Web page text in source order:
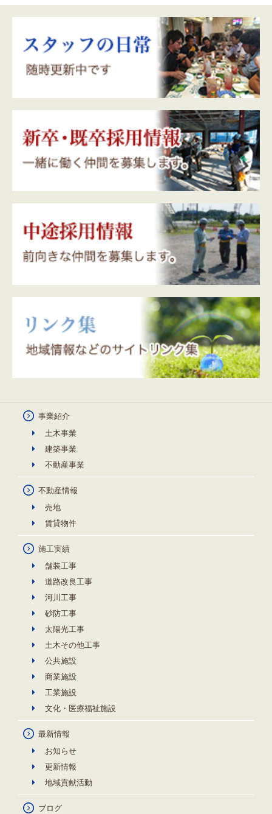
事業紹介
土木事業
建築事業
不動産事業
不動産情報
売地
賃貸物件
施工実績
舗装工事
道路改良工事
河川工事
砂防工事
太陽光工事
土木その他工事
公共施設
商業施設
工業施設
文化・医療福祉施設
最新情報
お知らせ
更新情報
地域貢献活動
ブログ